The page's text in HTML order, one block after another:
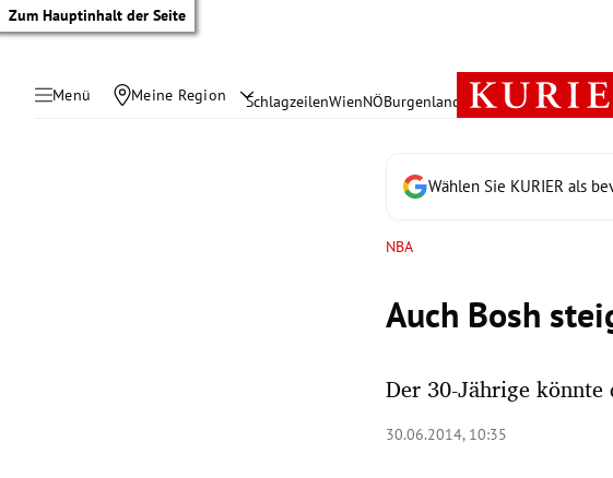
Zum Hauptinhalt der Seite
Menü Meine Region SchlagzeilenWienNÖBurgenland Österreich Politik
Wählen Sie KURIER als
NBA
Auch Bosh
Der 30-Jährige
30.06.2014, 10:35